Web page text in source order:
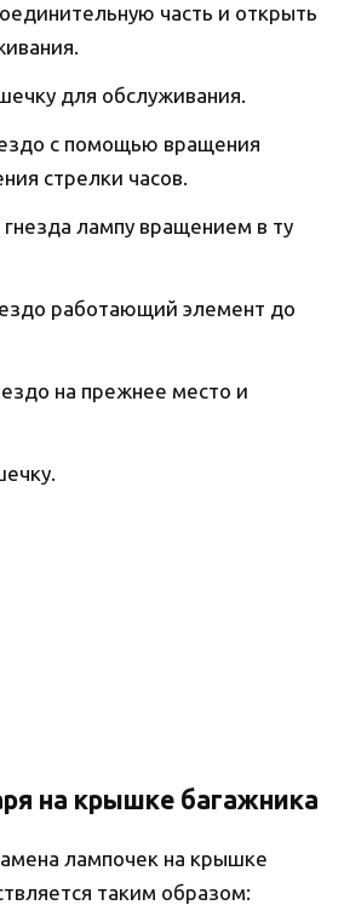
часть и открыть
для обслуживания.
с помощью вращения
стрелки часов.
лампу вращением в ту
работающий элемент до
на прежнее место и
на крышке багажника
лампочек на крышке
таким образом: